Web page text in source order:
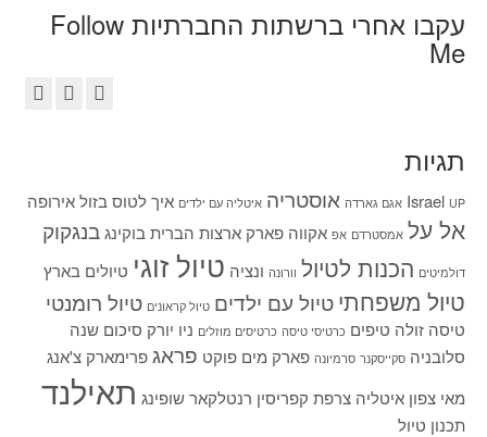
עקבו אחרי ברשתות החברתיות Follow
Me
תגיות
Israel UP אגם גארדה אוסטריה איטליה עם ילדים איך לטוס בזולאירופה
אל על אמסטרדם אפ אקווה פארק ארצות הברית בוקינגבנגקוק
דולמיטים הכנות לטיול וורונה ונציה טיול זוגי טיולים בארץ
טיול משפחתיטיול עם ילדים טיול קראונים טיול רומנטי
טיסה זולה טיפים כרטיסי טיסה כרטיסים מוזלים ניו יורק סיכום שנה
סלובניה סקייסקנר סרמיונה פארק מים פוקט פראג פרימארק צ'אנג
מאי צפון איטליה צרפת קפריסין רנטלקארשופינג תאילנד
תכנון טיול